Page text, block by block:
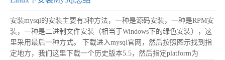
安装mysql的安装主要有3种方法，一种是源码安装，一种是RPM安
装，一种是二进制文件安装（相当于Windows下的绿色安装），这
里采用最后一种方式。 下载进入mysql官网，然后按照图示找到指
定地方，我们这里下载一个历史版本5.5，然后指定platform为